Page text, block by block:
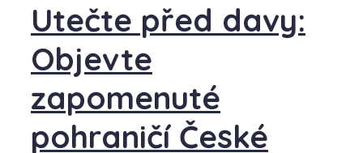
Utečte před davy:
Objevte
zapomenuté
pohraničí České